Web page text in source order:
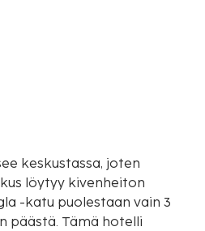
keskustassa, joten
löytyy kivenheiton
-katu puolestaan vain 3
hotelli